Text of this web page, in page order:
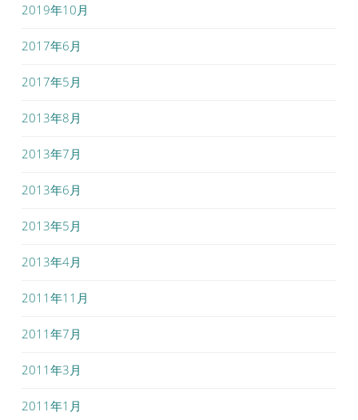
2019年10月
2017年6月
2017年5月
2013年8月
2013年7月
2013年6月
2013年5月
2013年4月
2011年11月
2011年7月
2011年3月
2011年1月